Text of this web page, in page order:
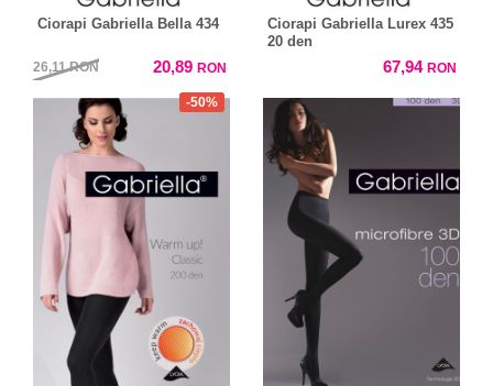
Ciorapi Gabriella Bella 434
26,11RON 20,89 RON
Ciorapi Gabriella Lurex 435
20 den
67,94 RON
-50%